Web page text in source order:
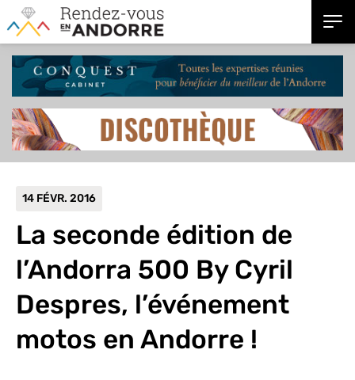
14 FÉVR. 2016
La seconde édition de
l’Andorra 500 By Cyril
Despres, l’événement
motos en Andorre !